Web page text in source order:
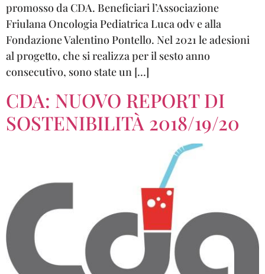
promosso da CDA. Beneficiari l’Associazione
Friulana Oncologia Pediatrica Luca odv e alla
Fondazione Valentino Pontello. Nel 2021 le adesioni
al progetto, che si realizza per il sesto anno
consecutivo, sono state un […]
CDA: NUOVO REPORT DI
SOSTENIBILITÀ 2018/19/20